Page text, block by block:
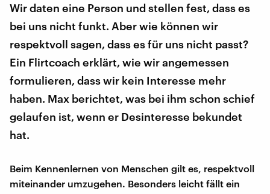
Wir daten eine Person und stellen fest, dass es
bei uns nicht funkt. Aber wie können wir
respektvoll sagen, dass es für uns nicht passt?
Ein Flirtcoach erklärt, wie wir angemessen
formulieren, dass wir kein Interesse mehr
haben. Max berichtet, was bei ihm schon schief
gelaufen ist, wenn er Desinteresse bekundet
hat.
Beim Kennenlernen von Menschen gilt es, respektvoll
miteinander umzugehen. Besonders leicht fällt ein